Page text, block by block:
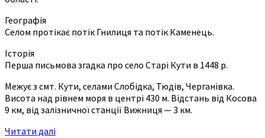
Географія
Селом протікає потік Гнилиця та потік Каменець.
Історія
Перша письмова згадка про село Старі Кути в 1448 р.
Межує з смт. Кути, селами Слобідка, Тюдів, Черганівка.
Висота над рівнем моря в центрі 430 м. Відстань від Косова
9 км, від залізничної станції Вижниця — 3 км.
Читати далі